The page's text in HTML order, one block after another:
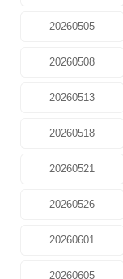
20260505
20260508
20260513
20260518
20260521
20260526
20260601
20260605